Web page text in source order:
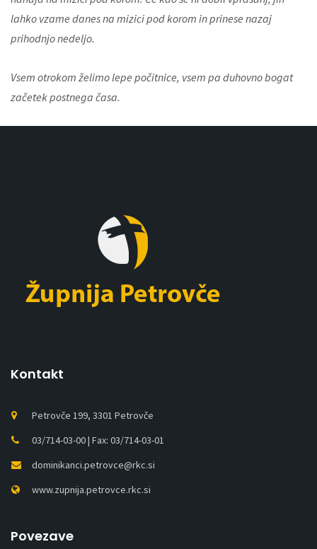
lahko vzame danes na mizici pod korom in prinese nazaj
prihodnjo nedeljo.
Vsem otrokom želimo lepe počitnice, vsem pa duhovno bogat
začetek postnega časa.
Kontakt
Petrovče 199, 3301 Petrovče
03/714-03-00 | Fax: 03/714-03-01
dominikanci.petrovce@rkc.si
www.zupnija.petrovce.rkc.si
Povezave